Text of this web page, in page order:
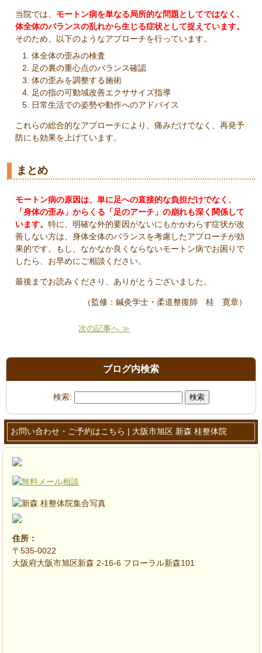
当院では、 モートン病を単なる局所的な問題としてではなく、
体全体のバランスの乱れから生じる症状として捉えています。
そのため、以下のようなアプローチを行っています。
体全体の歪みの検査
足の裏の重心点のバランス確認
体の歪みを調整する施術
足の指の可動域改善エクササイズ指導
日常生活での姿勢や動作へのアドバイス
これらの総合的なアプローチにより、痛みだけでなく、再発予
防にも効果を上げています。
まとめ
モートン病の原因は、単に足への直接的な負担だけでなく、
「身体の歪み」からくる「足のアーチ」の崩れも深く関係して
います。 特に、明確な外的要因がないにもかかわらず症状が改
善しない方は、身体全体のバランスを考慮したアプローチが効
果的です。もし、なかなか良くならないモートン病でお困りで
したら、お早めにご相談ください。
最後までお読みくださり、ありがとうございました。
（監修：鍼灸学士・柔道整復師 桂 寛章）
次の記事へ ≫
ブログ内検索
検索:
お問い合わせ・ご予約はこちら | 大阪市旭区 新森 桂整体院
住所：
〒535-0022
大阪府大阪市旭区新森 2-16-6 フローラル新森101